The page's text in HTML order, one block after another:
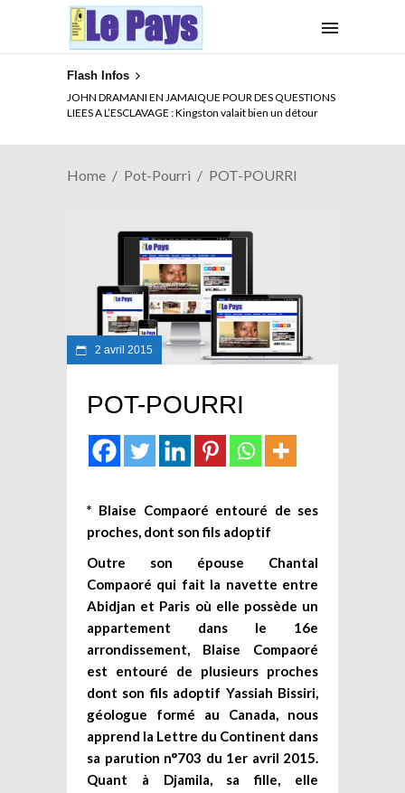
Flash Infos
ELECTION DE TALON A LA TETE DU SENAT BENINOIS :
Quand Patrice quitte le pouvoir sans partir !
Home Pot-Pourri POT-POURRI
2 avril 2015
POT-POURRI
* Blaise Compaoré entouré de ses
proches, dont son fils adoptif
Outre son épouse Chantal
Compaoré qui fait la navette entre
Abidjan et Paris où elle possède un
appartement dans le 16e
arrondissement, Blaise Compaoré
est entouré de plusieurs proches
dont son fils adoptif Yassiah Bissiri,
géologue formé au Canada, nous
apprend la Lettre du Continent dans
sa parution n°703 du 1er avril 2015.
Quant à Djamila, sa fille, elle